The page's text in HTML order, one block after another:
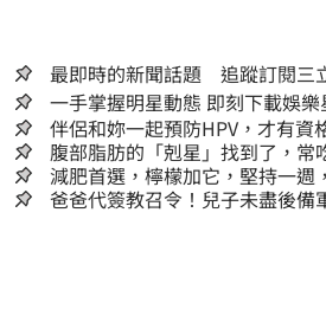
最即時的新聞話題 追蹤訂閱三
一手掌握明星動態 即刻
伴侶和妳一起預防HPV，才有資
腹部脂肪的「剋星」找到了，常
囊，瘦出小蠻腰
減肥首選，檸檬加它，堅持一週
人生
爸爸代簽教召令！兒子未盡後備